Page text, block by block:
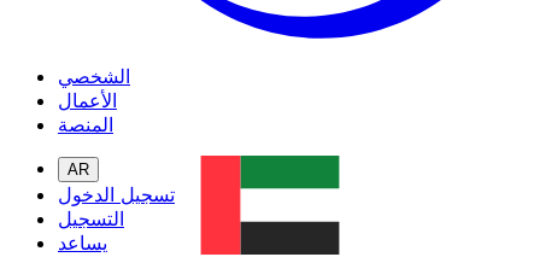
الشخصي
الأعمال
المنصة
AR
تسجيل الدخول
التسجيل
يساعد